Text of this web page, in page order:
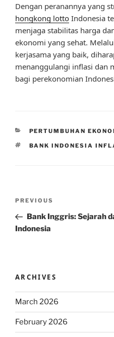
Dengan peranannya yang
hongkong lotto Indonesia
menjaga stabilitas harga
ekonomi yang sehat.
kerjasama yang baik,
menanggulangi inflasi dan
bagi perekonomian
CATEGORIES
PERTUMBUHAN
TAGS
BANK INDONESIA
Previous
Post
PREVIOUS
Bank Inggris: Sejarah
Indonesia
ARCHIVES
March 2026
February 2026